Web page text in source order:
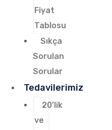
Fiyat
Tablosu
Sıkça
Sorulan
Sorular
Tedavilerimiz
20’lik
ve